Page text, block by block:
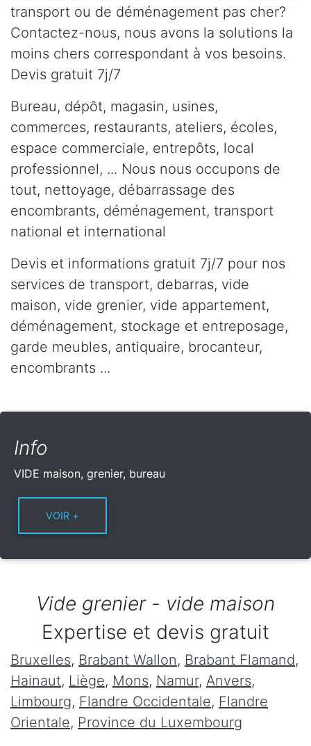
transport ou de déménagement pas cher?
Contactez-nous, nous avons la solutions la
moins chers correspondant à vos besoins.
Devis gratuit 7j/7
Bureau, dépôt, magasin, usines,
commerces, restaurants, ateliers, écoles,
espace commerciale, entrepôts, local
professionnel, ... Nous nous occupons de
tout, nettoyage, débarrassage des
encombrants, déménagement, transport
national et international
Devis et informations gratuit 7j/7 pour nos
services de transport, debarras, vide
maison, vide grenier, vide appartement,
déménagement, stockage et entreposage,
garde meubles, antiquaire, brocanteur,
encombrants ...
Info
VIDE maison, grenier, bureau
Vide grenier - vide maison
Expertise et devis gratuit
Bruxelles, Brabant Wallon, Brabant Flamand,
Hainaut, Liège, Mons, Namur, Anvers,
Limbourg, Flandre Occidentale, Flandre
Orientale, Province du Luxembourg